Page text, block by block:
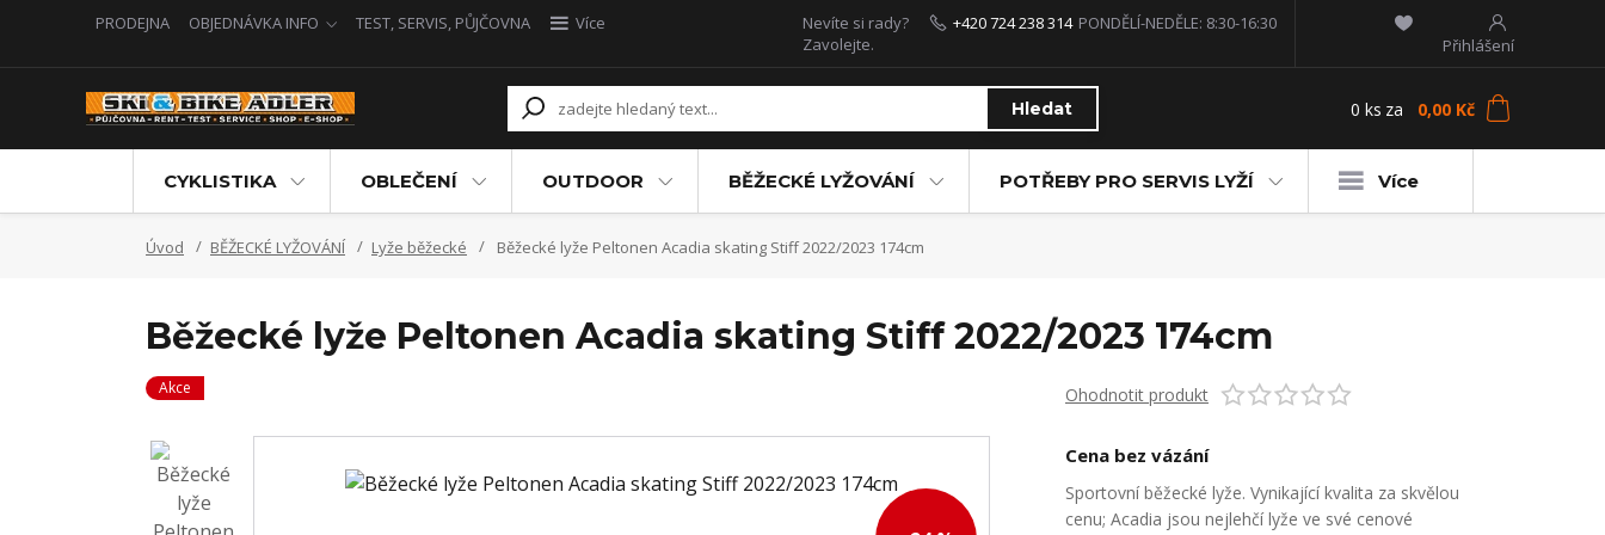
PRODEJNA OBJEDNÁVKA INFO TEST, SERVIS, PŮJČOVNA
Více
Přihlášení
Hledat
Nevíte si rady?
Zavolejte.
+420 724 238 314 PONDĚLÍ-NEDĚLE: 8:30-16:30
0 ks za 0,00 Kč
CYKLISTIKA OBLEČENÍ OUTDOOR BĚŽECKÉ LYŽOVÁNÍ POTŘEBY PRO SERVIS LYŽÍ Více
Úvod BĚŽECKÉ LYŽOVÁNÍ Lyže běžecké Běžecké lyže Peltonen Acadia skating Stiff 2022/2023 174cm
Běžecké lyže Peltonen Acadia skating Stiff 2022/2023 174cm
Akce Ohodnotit produkt
Cena bez vázání
Sportovní běžecké lyže. Vynikající kvalita za skvělou
cenu; Acadia jsou nejlehčí lyže ve své cenové